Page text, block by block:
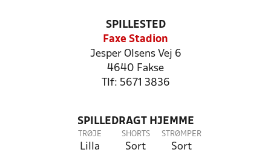
SPILLESTED
Faxe Stadion
Jesper Olsens Vej 6
4640 Fakse
Tlf: 5671 3836
SPILLEDRAGT HJEMME
TRØJE
Lilla
SHORTS
Sort
STRØMPER
Sort